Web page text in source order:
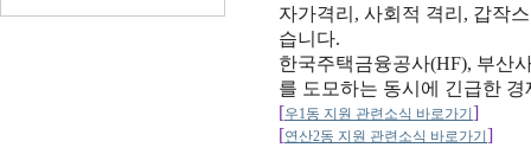
자가격리, 사회적 격리, 갑작
습니다.
한국주택금융공사(HF), 부산
를 도모하는 동시에 긴급한
[우1동 지원 관련소식 바로가기 ]
[연산2동 지원 관련소식 바로가기 ]